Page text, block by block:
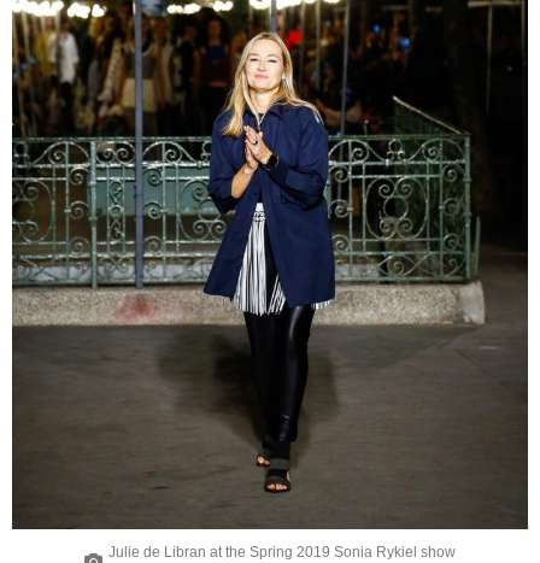
Julie de Libran at the Spring 2019 Sonia Rykiel show